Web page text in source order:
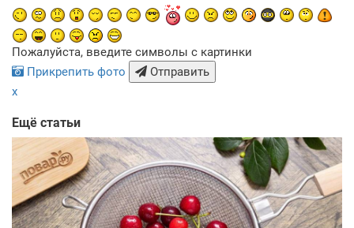
Пожалуйста, введите символы с картинки
Прикрепить фото
Отправить
x
Ещё статьи